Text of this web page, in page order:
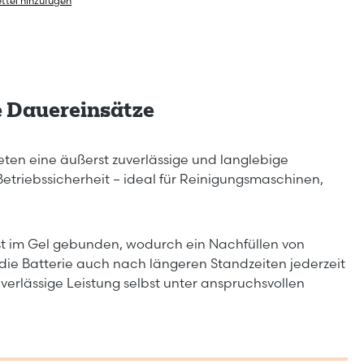
Dauereinsätze
eine äußerst zuverlässige und langlebige
– ideal für Reinigungsmaschinen,
im Gel gebunden, wodurch ein Nachfüllen von
Batterie auch nach längeren Standzeiten jederzeit
Leistung selbst unter anspruchsvollen